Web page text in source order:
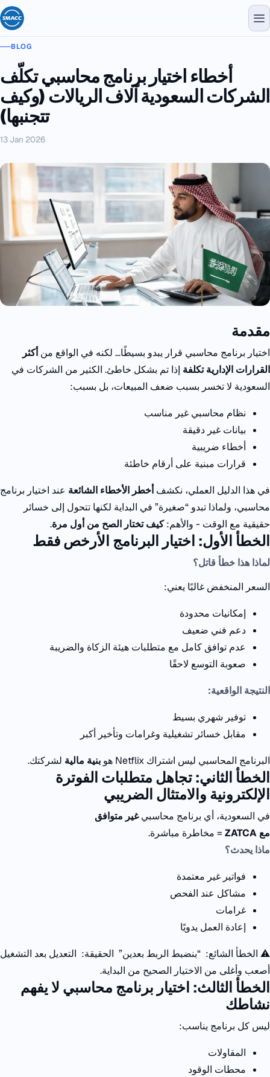
BLOG
أخطاء اختيار برنامج محاسبي تكلّف
الشركات السعودية آلاف الريالات (وكيف
تتجنبها)
13 Jan 2026
مقدمة
اختيار برنامج محاسبي قرار يبدو بسيطًا… لكنه في الواقع من أكثر
القرارات الإدارية تكلفة إذا تم بشكل خاطئ. الكثير من الشركات في
السعودية لا تخسر بسبب ضعف المبيعات، بل بسبب:
نظام محاسبي غير مناسب
بيانات غير دقيقة
أخطاء ضريبية
قرارات مبنية على أرقام خاطئة
في هذا الدليل العملي، نكشف أخطر الأخطاء الشائعة عند اختيار برنامج
محاسبي، ولماذا تبدو “صغيرة” في البداية لكنها تتحول إلى خسائر
حقيقية مع الوقت - والأهم:كيف تختار الصح من أول مرة.
الخطأ الأول: اختيار البرنامج الأرخص فقط
لماذا هذا خطأ قاتل؟
السعر المنخفض غالبًا يعني:
إمكانيات محدودة
دعم فني ضعيف
عدم توافق كامل مع متطلبات هيئة الزكاة والضريبة
صعوبة التوسع لاحقًا
النتيجة الواقعية:
توفير شهري بسيط
مقابل خسائر تشغيلية وغرامات وتأخير أكبر
البرنامج المحاسبي ليس اشتراك Netflix هو بنية مالية لشركتك.
الخطأ الثاني: تجاهل متطلبات الفوترة
الإلكترونية والامتثال الضريبي
في السعودية، أي برنامج محاسبيغير متوافق
مع ZATCA = مخاطرة مباشرة.
ماذا يحدث؟
فواتير غير معتمدة
مشاكل عند الفحص
غرامات
إعادة العمل يدويًا
⚠️ الخطأ الشائع: “بنضبط الربط بعدين” الحقيقة: التعديل بعد التشغيل
أصعب وأغلى من الاختيار الصحيح من البداية.
الخطأ الثالث: اختيار برنامج محاسبي لا يفهم
نشاطك
ليس كل برنامج يناسب:
المقاولات
محطات الوقود